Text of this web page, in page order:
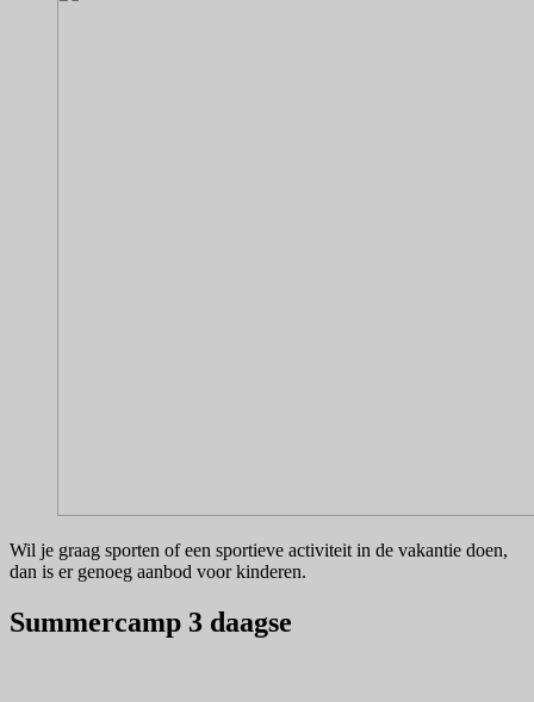
Wil je graag sporten of een sportieve activiteit in de vakantie doen,
dan is er genoeg aanbod voor kinderen.
Summercamp 3 daagse